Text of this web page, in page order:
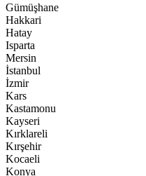
Gümüşhane
Hakkari
Hatay
Isparta
Mersin
İstanbul
İzmir
Kars
Kastamonu
Kayseri
Kırklareli
Kırşehir
Kocaeli
Konya